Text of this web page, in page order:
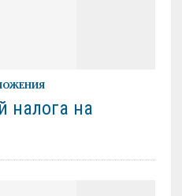
налога на